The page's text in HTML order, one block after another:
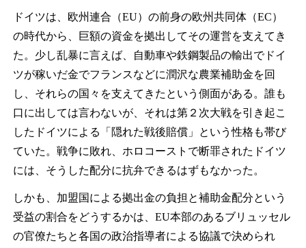
ドイツは、欧州連合（EU）の前身の欧州共同体（EC）
の時代から、巨額の資金を拠出してその運営を支えてき
た。少し乱暴に言えば、自動車や鉄鋼製品の輸出でドイ
ツが稼いだ金でフランスなどに潤沢な農業補助金を回
し、それらの国々を支えてきたという側面がある。誰も
口に出しては言わないが、それは第２次大戦を引き起こ
したドイツによる「隠れた戦後賠償」という性格も帯び
ていた。戦争に敗れ、ホロコーストで断罪されたドイツ
には、そうした配分に抗弁できるはずもなかった。
しかも、加盟国による拠出金の負担と補助金配分という
受益の割合をどうするかは、EU本部のあるブリュッセル
の官僚たちと各国の政治指導者による協議で決められ